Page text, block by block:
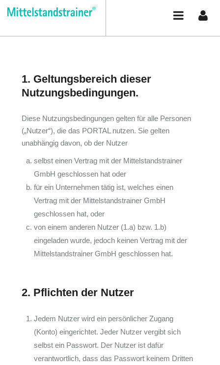
Zum Inhalt wechseln
Support / Nutzungsbedingungen
1. Geltungsbereich dieser
Nutzungsbedingungen.
Diese Nutzungsbedingungen gelten für alle Personen
(„Nutzer“), die das PORTAL nutzen. Sie gelten
unabhängig davon, ob der Nutzer
selbst einen Vertrag mit der Mittelstandstrainer
GmbH geschlossen hat oder
für ein Unternehmen tätig ist, welches einen
Vertrag mit der Mittelstandstrainer GmbH
geschlossen hat, oder
von einem anderen Nutzer (1.a) bzw. 1.b)
eingeladen wurde, jedoch keinen Vertrag mit der
Mittelstandstrainer GmbH geschlossen hat.
2. Pflichten der Nutzer
Jedem Nutzer wird ein persönlicher Zugang
(Konto) eingerichtet. Jeder Nutzer vergibt sich
selbst ein Passwort. Der Nutzer ist dafür
verantwortlich, dass das Passwort keinem Dritten